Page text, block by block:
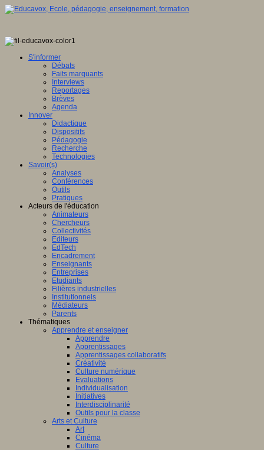
S'informer
Débats
Faits marquants
Interviews
Reportages
Brèves
Agenda
Innover
Didactique
Dispositifs
Pédagogie
Recherche
Technologies
Savoir(s)
Analyses
Conférences
Outils
Pratiques
Acteurs de l'éducation
Animateurs
Chercheurs
Collectivités
Editeurs
EdTech
Encadrement
Enseignants
Entreprises
Etudiants
Filières industrielles
Institutionnels
Médiateurs
Parents
Thématiques
Apprendre et enseigner
Apprendre
Apprentissages
Apprentissages collaboratifs
Créativité
Culture numérique
Evaluations
Individualisation
Initiatives
Interdisciplinarité
Outils pour la classe
Arts et Culture
Art
Cinéma
Culture